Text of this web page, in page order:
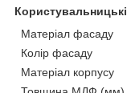
Матеріал фасаду
Колір фасаду
Матеріал корпусу